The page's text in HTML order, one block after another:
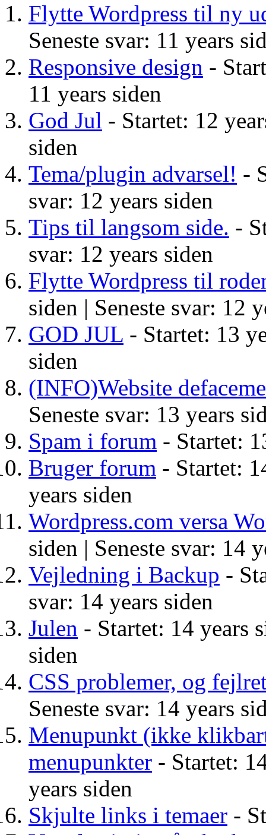
Flytte Wordpress til ny
Seneste svar: 11 years
Responsive design -
11 years siden
God Jul - Startet: 12
siden
Tema/plugin advarsel! -
svar: 12 years siden
Tips til langsom side. -
svar: 12 years siden
Flytte Wordpress til
siden | Seneste svar: 12
GOD JUL - Startet: 13
siden
(INFO)Website
Seneste svar: 13 years
Spam i forum - Startet:
Bruger forum - Startet:
years siden
Wordpress.com versa
siden | Seneste svar: 14
Vejledning i Backup -
svar: 14 years siden
Julen - Startet: 14 years
siden
CSS problemer, og
Seneste svar: 14 years
Menupunkt (ikke
menupunkter - Startet:
years siden
Skjulte links i temaer -